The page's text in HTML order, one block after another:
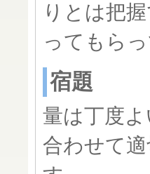
りとは把
ってもら
宿題
量は丁度
合わせて